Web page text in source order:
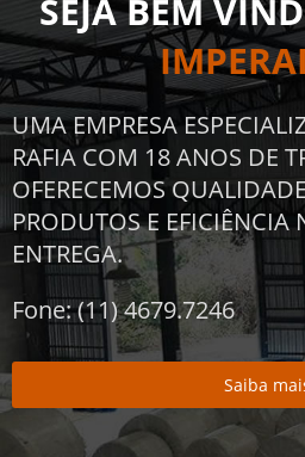
SEJA BEM
UMA EMPRESA
RAFIA COM 18 ANOS DE
OFERECEMOS
PRODUTOS E EFICIÊNCIA
ENTREGA.
Fone: (11) 4679.7246
Saiba